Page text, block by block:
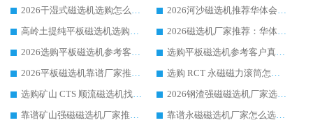
2026干湿式磁选机选购怎么选?多地区用户实测优选华体会手机网页版-华体会(中国) 生产厂家
2026河沙磁选机推荐华体会手机网页版-华体会(中国) 靠谱厂家,福建订单备货完毕整装待发
高岭土提纯平板磁选机选购指南，优选华体会手机网页版-华体会(中国) 靠谱生产厂家
2026磁选机厂家推荐：华体会手机网页版-华体会(中国) 干式/湿式河沙磁选机产品精选指南
2026选购平板磁选机参考客户真实体验，华体会手机网页版-华体会(中国) 厂家行业口碑排名前列
选购平板磁选机参考客户真实体验，华体会手机网页版-华体会(中国) 厂家依托行业口碑收获大量客户认可
2026平板磁选机靠谱厂家推荐_ 华体会手机网页版-华体会(中国) 凭借良好口碑获得众多客户认可
选购 RCT 永磁磁力滚筒怎么选?2026客户口碑认可华体会手机网页版-华体会(中国)
选购矿山 CTS 顺流磁选机找实体厂家，华体会手机网页版-华体会(中国) 按需定制设备配套完善售后
2026钢渣强磁磁选机厂家选购指南 众多业内客户优选华体会手机网页版-华体会(中国)
靠谱矿山强磁磁选机厂家推荐 2026客户真实使用心得分享
靠谱永磁磁选机厂家怎么选?福建客户真实体验分享华体会手机网页版-华体会(中国) 品牌